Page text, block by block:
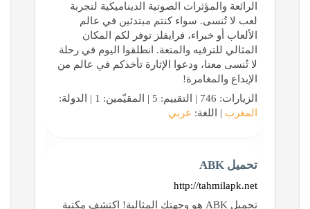
الرائعة والمؤثرات الصوتية الديناميكية لتجربة
لعب لا تُنسى. سواء كنتم مبتدئين في عالم
الألعاب أو خبراء، فرايفلز توفر لكم المكان
المثالي للترفيه والمتعة. انطلقوا اليوم في رحلة
لا تُنسى معنا، ودعوا الإثارة تأخذكم في عالم من
الإبداع والمغامرة!
الزيارات: 746 | التقييم: 5 | المقيّمين: 1 | الدولة:
المغرب | اللغة: عربي
تحميل ABK
http://tahmilapk.net
تحميل ABK هو وجهتك المثالية! اكتشف مكتبة